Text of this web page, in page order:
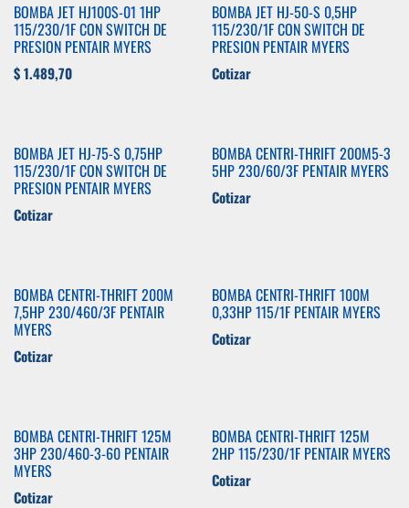
BOMBA JET HJ100S-01 1HP
115/230/1F CON SWITCH DE
PRESION PENTAIR MYERS
$1.489,70
BOMBA JET HJ-50-S 0,5HP
115/230/1F CON SWITCH DE
PRESION PENTAIR MYERS
Cotizar
BOMBA JET HJ-75-S 0,75HP
115/230/1F CON SWITCH DE
PRESION PENTAIR MYERS
Cotizar
BOMBA CENTRI-THRIFT 200M5-3
5HP 230/60/3F PENTAIR MYERS
Cotizar
BOMBA CENTRI-THRIFT 200M
7,5HP 230/460/3F PENTAIR
MYERS
Cotizar
BOMBA CENTRI-THRIFT 100M
0,33HP 115/1F PENTAIR MYERS
Cotizar
BOMBA CENTRI-THRIFT 125M
3HP 230/460-3-60 PENTAIR
MYERS
Cotizar
BOMBA CENTRI-THRIFT 125M
2HP 115/230/1F PENTAIR MYERS
Cotizar